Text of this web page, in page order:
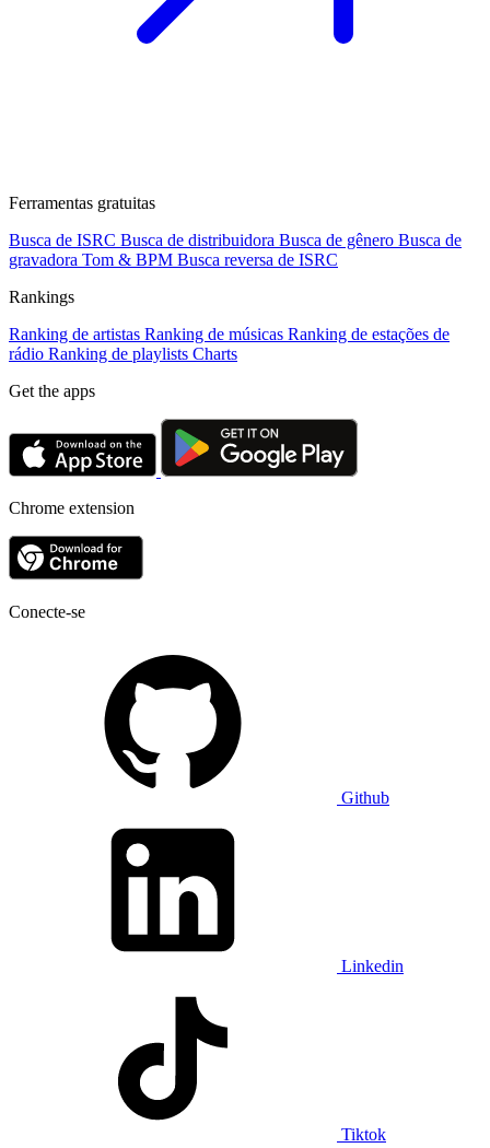
Ferramentas gratuitas
Busca de ISRC Busca de distribuidora Busca de gênero Busca de
gravadora Tom & BPM Busca reversa de ISRC
Rankings
Ranking de artistas Ranking de músicas Ranking de estações de
rádio Ranking de playlists Charts
Get the apps
Chrome extension
Conecte-se
Github
Linkedin
Tiktok